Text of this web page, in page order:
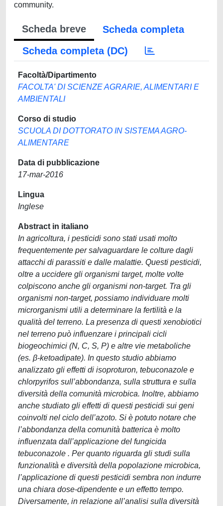
community.
Scheda breve
Scheda completa
Scheda completa (DC)
Facoltà/Dipartimento
FACOLTA' DI SCIENZE AGRARIE, ALIMENTARI E
AMBIENTALI
Corso di studio
SCUOLA DI DOTTORATO IN SISTEMA AGRO-
ALIMENTARE
Data di pubblicazione
17-mar-2016
Lingua
Inglese
Abstract in italiano
In agricoltura, i pesticidi sono stati usati molto
frequentemente per salvaguardare le colture dagli
attacchi di parassiti e dalle malattie. Questi pesticidi,
oltre a uccidere gli organismi target, molte volte
colpiscono anche gli organismi non-target. Tra gli
organismi non-target, possiamo individuare molti
microrganismi utili a determinare la fertilità e la
qualità del terreno. La presenza di questi xenobiotici
nel terreno può influenzare i principali cicli
biogeochimici (N, C, S, P) e altre vie metaboliche
(es. β-ketoadipate). In questo studio abbiamo
analizzato gli effetti di isoproturon, tebuconazole e
chlorpyrifos sull’abbondanza, sulla struttura e sulla
diversità della comunità microbica. Inoltre, abbiamo
anche studiato gli effetti di questi pesticidi sui geni
coinvolti nel ciclo dell’azoto. Si è potuto notare che
l’abbondanza della comunità batterica è molto
influenzata dall’applicazione del fungicida
tebuconazole . Per quanto riguarda gli studi sulla
funzionalità e diversità della popolazione microbica,
l’applicazione di questi pesticidi sembra non indurre
una chiara dose-dipendente e un effetto tempo.
Diversamente, in relazione all’analisi sulla diversità